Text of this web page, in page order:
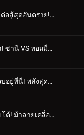
ตอนที่ 137 การต่อสู้สุดอันตราย! โคโค่ VS กรินพาร์ช
ตอนที่ 138 ดวล! ซานิ VS ทอมมี่ร็อด
ตอนที่ 139 จุดจบอยู่ที่นี่! พลังสุดท้ายของซันนี่!
ตอนที่ 140 ตอบโต้! ม้าลายเคลื่อนไหว!!